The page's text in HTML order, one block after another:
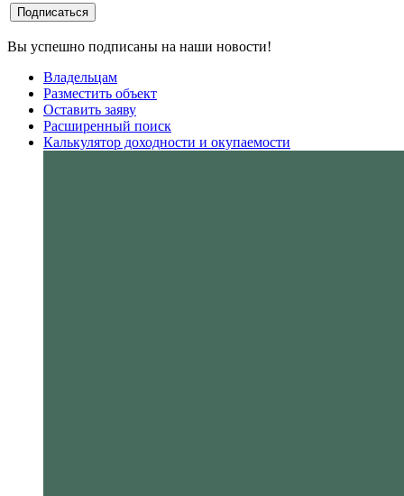
Вы успешно подписаны на наши новости!
Владельцам
Разместить объект
Оставить заяву
Расширенный поиск
Калькулятор доходности и окупаемости